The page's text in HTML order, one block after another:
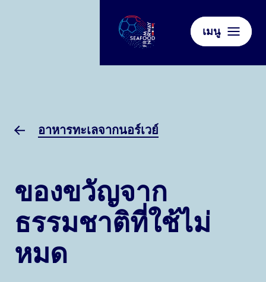
เมนู
อาหารทะเลจากนอร์เวย์
ของขวัญจาก
ธรรมชาติที่ใช้ไม่
หมด